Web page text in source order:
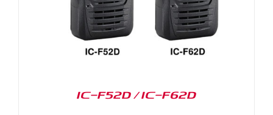
IC-F52D / IC-F62D